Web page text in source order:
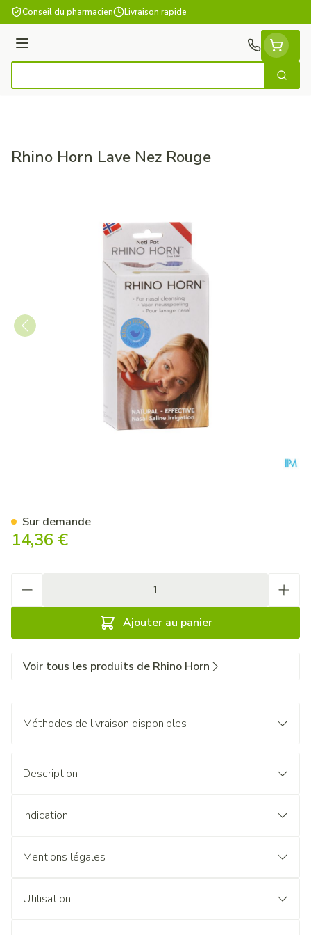
Aller au contenu
Conseil du pharmacien Livraison rapide
Menu
Rhino Horn Lave Nez Rouge
14,36 €
Ajouter au panier
Sur demande
Voir tous les produits de Rhino Horn
Méthodes de livraison disponibles
Description
Indication
Mentions légales
Utilisation